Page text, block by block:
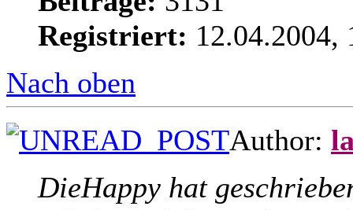
Registriert: 12.04.2004,
Nach oben
Author:
DieHappy hat